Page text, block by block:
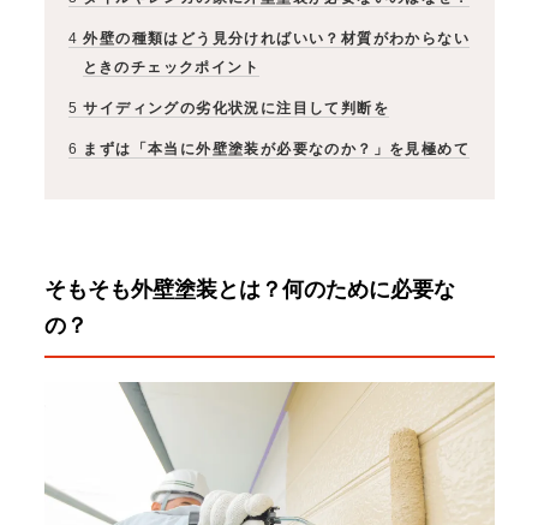
4 外壁の種類はどう見分ければいい？材質がわからない
ときのチェックポイント
5 サイディングの劣化状況に注目して判断を
6 まずは「本当に外壁塗装が必要なのか？」を見極めて
そもそも外壁塗装とは？何のために必要な
の？